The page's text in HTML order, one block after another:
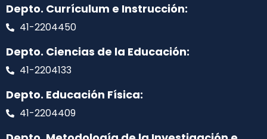
Depto. Currículum e Instrucción:
41-2204450
Depto. Ciencias de la Educación:
41-2204133
Depto. Educación Física:
41-2204409